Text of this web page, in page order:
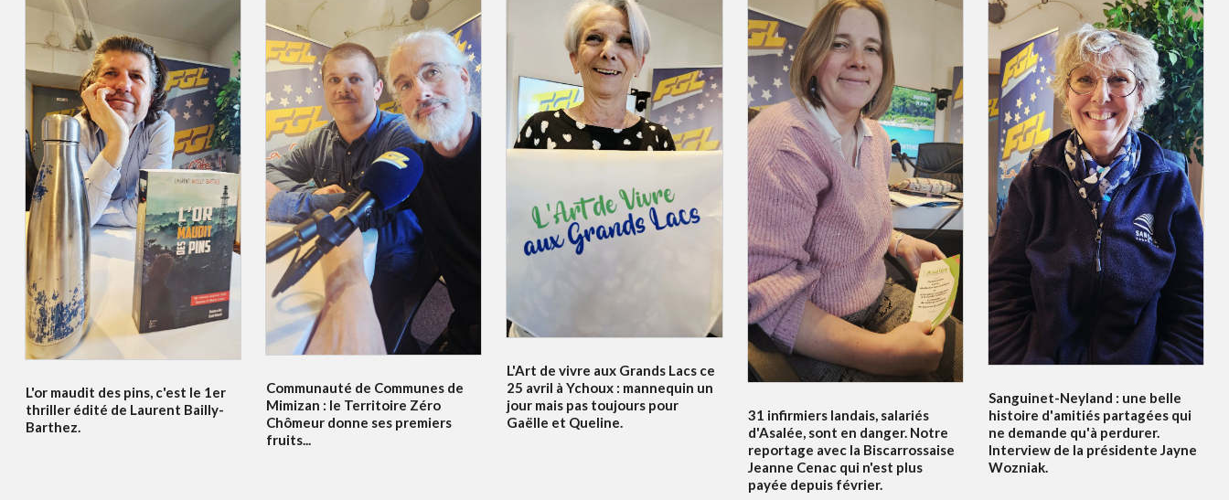
L'or maudit des pins, c'est le 1er
thriller édité de Laurent Bailly-
Barthez.
Communauté de Communes de
Mimizan : le Territoire Zéro
Chômeur donne ses premiers
fruits...
L'Art de vivre aux Grands Lacs ce
25 avril à Ychoux : mannequin un
jour mais pas toujours pour
Gaëlle et Queline.
31 infirmiers landais, salariés
d'Asalée, sont en danger. Notre
reportage avec la Biscarrossaise
Jeanne Cenac qui n'est plus
payée depuis février.
Sanguinet-Neyland : une belle
histoire d'amitiés partagées qui
ne demande qu'à perdurer.
Interview de la présidente Jayne
Wozniak.